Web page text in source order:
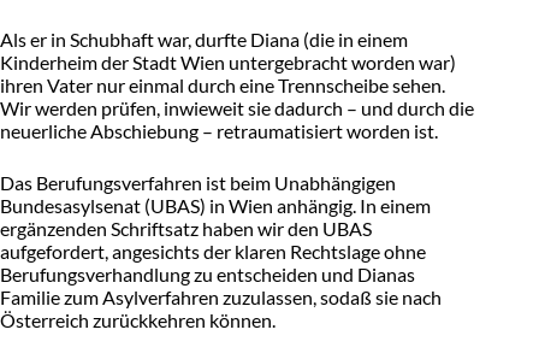
Als er in Schubhaft war, durfte Diana (die in einem
Kinderheim der Stadt Wien untergebracht worden war)
ihren Vater nur einmal durch eine Trennscheibe sehen.
Wir werden prüfen, inwieweit sie dadurch – und durch die
neuerliche Abschiebung – retraumatisiert worden ist.
Das Berufungsverfahren ist beim Unabhängigen
Bundesasylsenat (UBAS) in Wien anhängig. In einem
ergänzenden Schriftsatz haben wir den UBAS
aufgefordert, angesichts der klaren Rechtslage ohne
Berufungsverhandlung zu entscheiden und Dianas
Familie zum Asylverfahren zuzulassen, sodaß sie nach
Österreich zurückkehren können.